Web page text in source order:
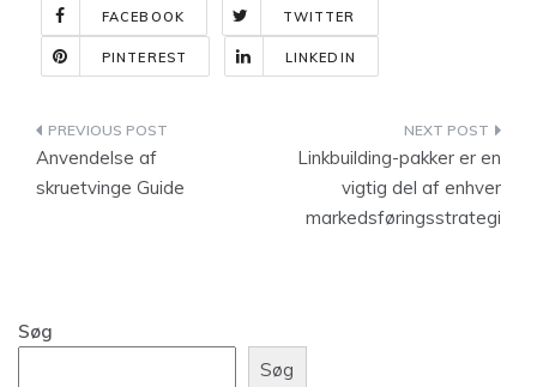
FACEBOOK TWITTER
PINTEREST LINKEDIN
Indlægsnavigation
Anvendelse af
skruetvinge Guide
Linkbuilding-pakker er en
vigtig del af enhver
markedsføringsstrategi
Søg
Søg